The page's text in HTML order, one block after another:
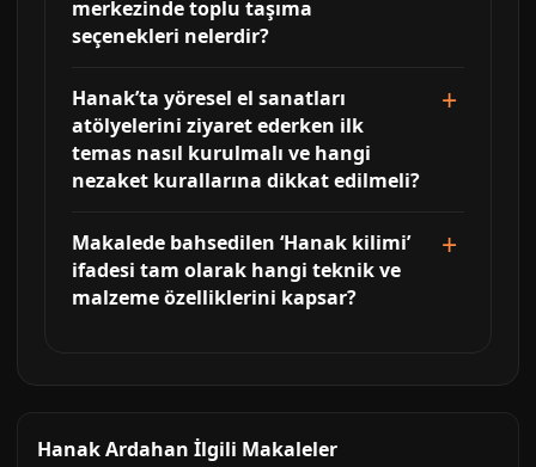
merkezinde toplu taşıma
seçenekleri nelerdir?
Hanak’ta yöresel el sanatları
atölyelerini ziyaret ederken ilk
temas nasıl kurulmalı ve hangi
nezaket kurallarına dikkat edilmeli?
Makalede bahsedilen ‘Hanak kilimi’
ifadesi tam olarak hangi teknik ve
malzeme özelliklerini kapsar?
Hanak Ardahan İlgili Makaleler